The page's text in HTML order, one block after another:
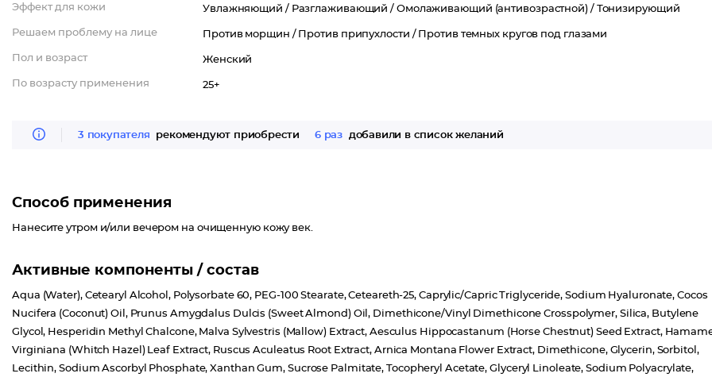
Эффект для кожи Увлажняющий / Разглаживающий / Омолаживающий (антивозрастной) / Тонизирующий
Решаем проблему на лице Против морщин / Против припухлости / Против темных кругов под глазами
Пол и возраст Женский
По возрасту применения 25+
3 покупателя рекомендуют приобрести 6 раз добавили в список желаний
Способ применения
Нанесите утром и/или вечером на очищенную кожу век.
Активные компоненты / состав
Aqua (Water), Cetearyl Alcohol, Polysorbate 60, PEG-100 Stearate, Ceteareth-25, Caprylic/Capric Triglyceride, Sodium Hyaluronate, Cocos
Nucifera (Coconut) Oil, Prunus Amygdalus Dulcis (Sweet Almond) Oil, Dimethicone/Vinyl Dimethicone Crosspolymer, Silica, Butylene
Glycol, Hesperidin Methyl Chalcone, Malva Sylvestris (Mallow) Extract, Aesculus Hippocastanum (Horse Chestnut) Seed Extract,
Virginiana (Whitch Hazel) Leaf Extract, Ruscus Aculeatus Root Extract, Arnica Montana Flower Extract, Dimethicone, Glycerin, Sorbitol,
Lecithin, Sodium Ascorbyl Phosphate, Xanthan Gum, Sucrose Palmitate, Tocopheryl Acetate, Glyceryl Linoleate, Sodium Polyacrylate,